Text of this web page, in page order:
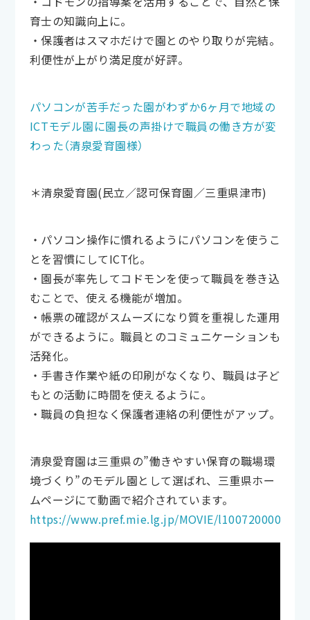
育士の知識向上に。
・保護者はスマホだけで園とのやり取りが完結。
利便性が上がり満足度が好評。
パソコンが苦手だった園がわずか6ヶ月で地域の
ICTモデル園に園長の声掛けで職員の働き方が変
わった（清泉愛育園様）
＊清泉愛育園(民立／認可保育園／三重県津市)
・パソコン操作に慣れるようにパソコンを使うこ
とを習慣にしてICT化。
・園長が率先してコドモンを使って職員を巻き込
むことで、使える機能が増加。
・帳票の確認がスムーズになり質を重視した運用
ができるように。職員とのコミュニケーションも
活発化。
・手書き作業や紙の印刷がなくなり、職員は子ど
もとの活動に時間を使えるように。
・職員の負担なく保護者連絡の利便性がアップ。
清泉愛育園は三重県の”働きやすい保育の職場環
境づくり”のモデル園として選ばれ、三重県ホー
ムページにて動画で紹介されています。
https://www.pref.mie.lg.jp/MOVIE/